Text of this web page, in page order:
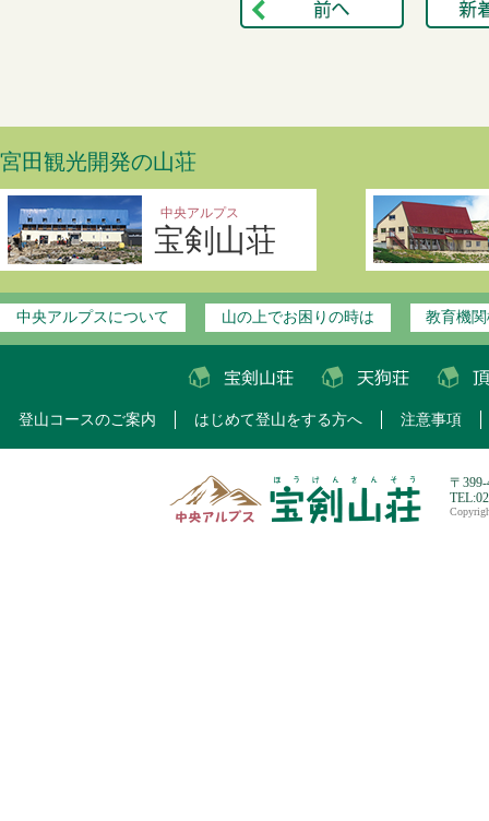
宮田観光開発の山荘
中央アルプス
宝剣山荘
中央アルプスについて 山の上でお困りの時は 教育機
登山コースのご案内 はじめて登山をする方へ 注意事項
〒